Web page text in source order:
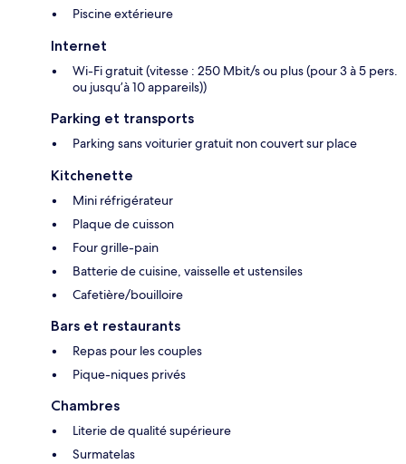
Piscine extérieure
Internet
Wi-Fi gratuit (vitesse : 250 Mbit/s ou plus (pour 3 à 5 pers.
ou jusqu’à 10 appareils))
Parking et transports
Parking sans voiturier gratuit non couvert sur place
Kitchenette
Mini réfrigérateur
Plaque de cuisson
Four grille-pain
Batterie de cuisine, vaisselle et ustensiles
Cafetière/bouilloire
Bars et restaurants
Repas pour les couples
Pique-niques privés
Chambres
Literie de qualité supérieure
Surmatelas